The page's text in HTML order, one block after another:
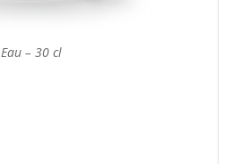
Eau – 30 cl